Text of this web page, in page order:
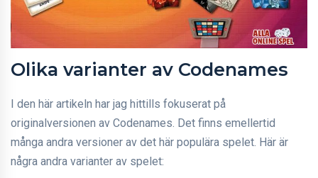
Olika varianter av Codenames
I den här artikeln har jag hittills fokuserat på
originalversionen av Codenames. Det finns emellertid
många andra versioner av det här populära spelet. Här är
några andra varianter av spelet: